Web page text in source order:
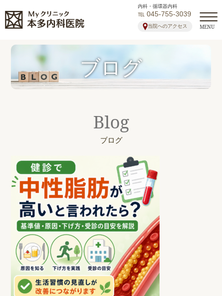
内科・循環器内科
℡ 045-755-3039
当院へのアクセス MENU
ブログ
Blog
ブログ